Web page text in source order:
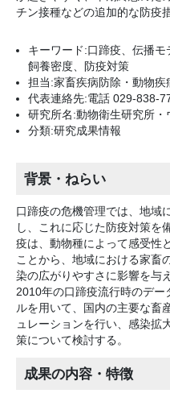
チン接種などの追加的な防疫
キーワード:口蹄疫、伝播
飼養密度、防疫対策
担当:家畜疾病防除・動物疾
代表連絡先:電話 029-838-
研究所名:動物衛生研究所
分類:研究成果情報
背景・ねらい
口蹄疫の危機管理では、地域
し、これに応じた防疫対策を
疫は、動物種によって感受性
ことから、地域における家畜
染の広がりやすさに影響を与
2010年の口蹄疫流行時のデ
ルを用いて、国内の主要な畜
ュレーションを行い、感染拡
策について検討する。
成果の内容・特徴